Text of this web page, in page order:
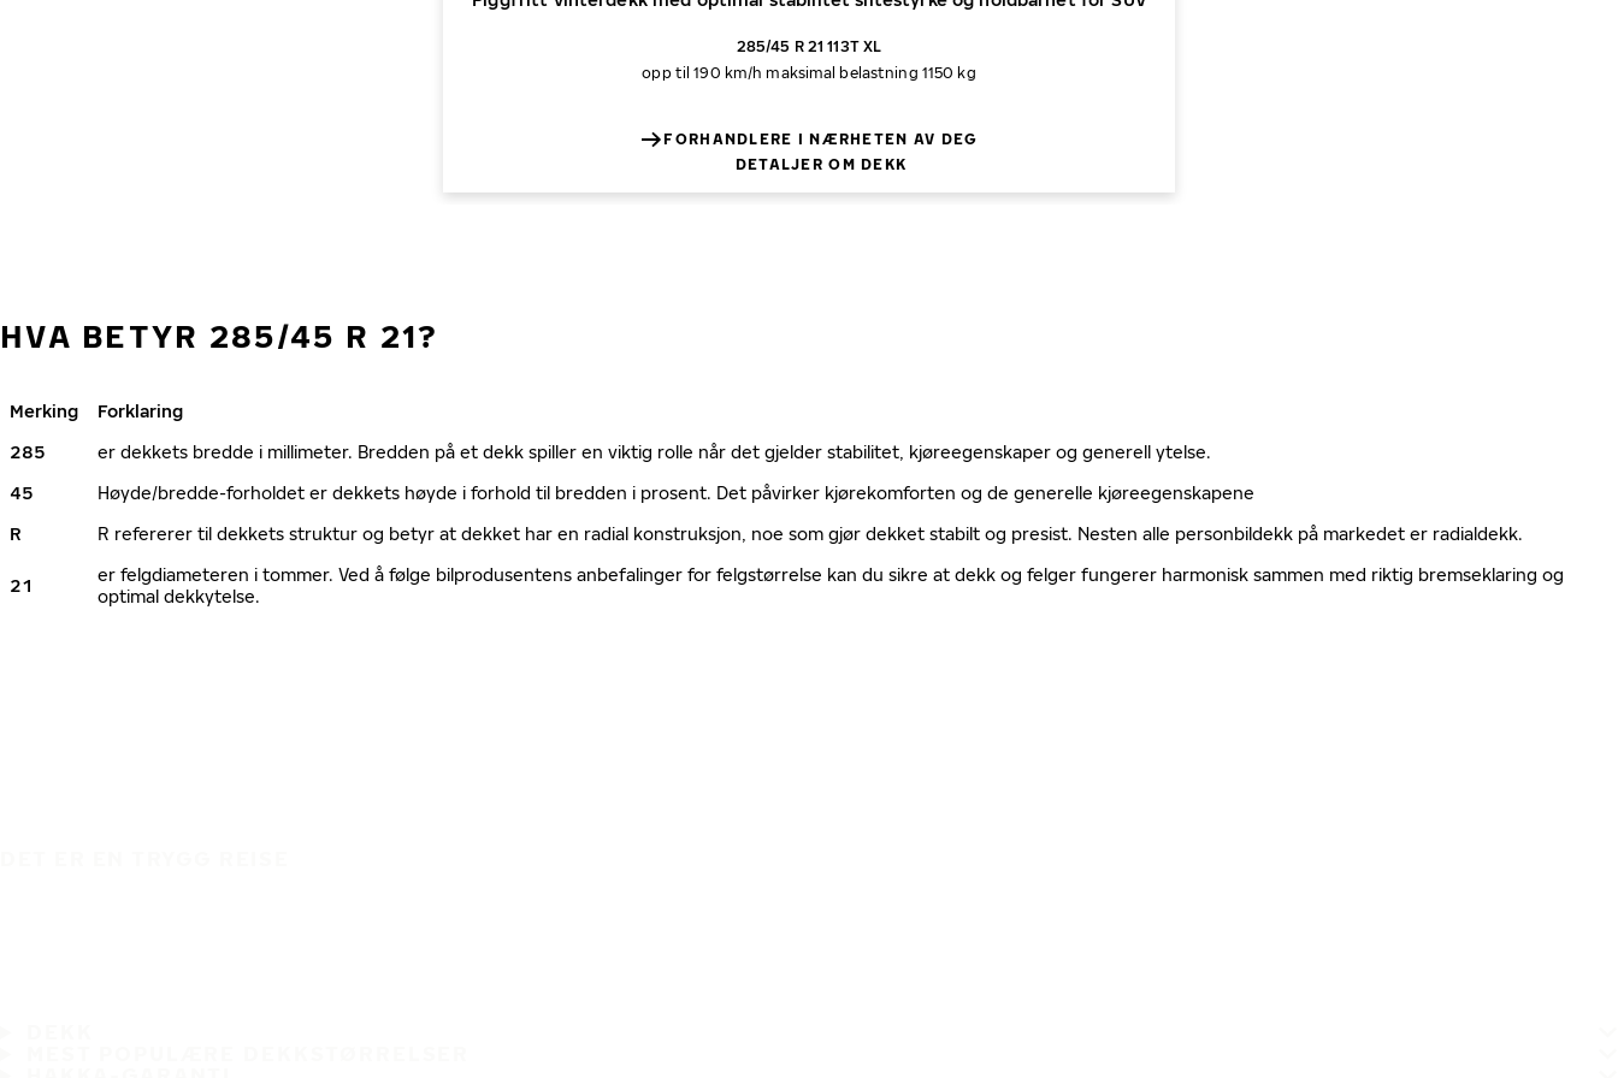
285/45 R 21 113T XL
opp til 190 km/h maksimal belastning 1150 kg
FORHANDLERE I NÆRHETEN AV DEG
DETALJER OM DEKK
HVA BETYR 285/45 R 21?
Merking
Forklaring
285
er dekkets bredde i millimeter. Bredden på et dekk spiller en viktig rolle når det gjelder stabilitet, kjøreegenskaper og generell ytelse.
45
Høyde/bredde-forholdet er dekkets høyde i forhold til bredden i prosent. Det påvirker kjørekomforten og de generelle kjøreegenskapene
R
R refererer til dekkets struktur og betyr at dekket har en radial konstruksjon, noe som gjør dekket stabilt og presist. Nesten alle personbildekk på markedet er radialdekk.
21
er felgdiameteren i tommer. Ved å følge bilprodusentens anbefalinger for felgstørrelse kan du sikre at dekk og felger fungerer harmonisk sammen med riktig bremseklaring og
optimal dekkytelse.